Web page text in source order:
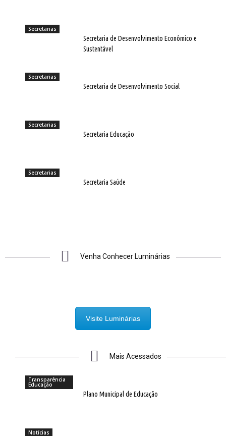
Secretarias
Secretaria de Desenvolvimento Econômico e
Sustentável
Secretarias
Secretaria de Desenvolvimento Social
Secretarias
Secretaria Educação
Secretarias
Secretaria Saúde
Venha Conhecer Luminárias
Visite Luminárias
Mais Acessados
Transparência
Educação
Plano Municipal de Educação
Notícias